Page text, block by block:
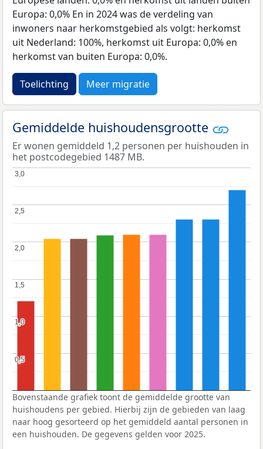
Europa: 0,0% En in 2024 was de verdeling van
inwoners naar herkomstgebied als volgt: herkomst
uit Nederland: 100%, herkomst uit Europa: 0,0% en
herkomst van buiten Europa: 0,0%.
Toelichting Meer migratie
Gemiddelde huishoudensgrootte
Er wonen gemiddeld 1,2 personen per huishouden in
het postcodegebied 1487 MB.
0,5
0,5
1,0
1,0
1,5
1,5
2,0
2,0
2,5
2,5
3,0
3,0
Bovenstaande grafiek toont de gemiddelde grootte van
huishoudens per gebied. Hierbij zijn de gebieden van laag
naar hoog gesorteerd op het gemiddeld aantal personen in
een huishouden. De gegevens gelden voor 2025.